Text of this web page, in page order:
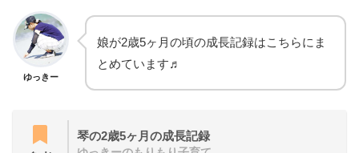
ゆっきー
娘が2歳5ヶ月の頃の成長記録はこちらにま
とめています♬
琴の2歳5ヶ月の成長記録